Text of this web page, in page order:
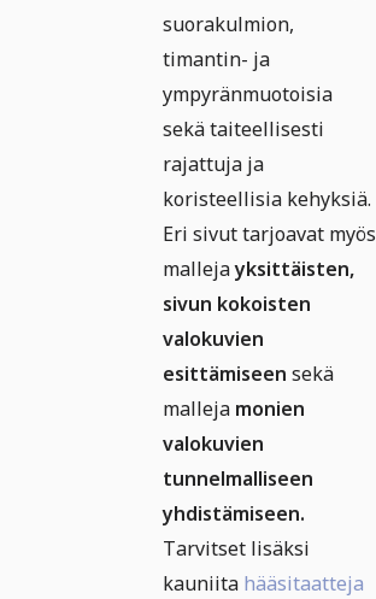
suorakulmion,
timantin- ja
ympyränmuotoisia
sekä taiteellisesti
rajattuja ja
koristeellisia kehyksiä.
Eri sivut tarjoavat myös
mallejayksittäisten,
sivun kokoisten
valokuvien
esittämiseen sekä
malleja monien
valokuvien
tunnelmalliseen
yhdistämiseen.
Tarvitset lisäksi
kauniita hääsitaatteja